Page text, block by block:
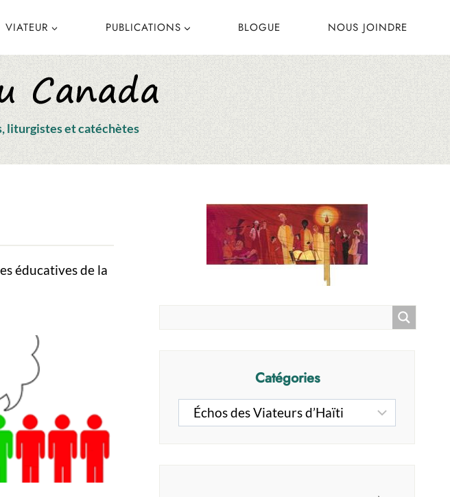
VIATEUR PUBLICATIONS BLOGUE NOUS JOINDRE
liturgistes et catéchètes
éducatives de la
Catégories
Catégories